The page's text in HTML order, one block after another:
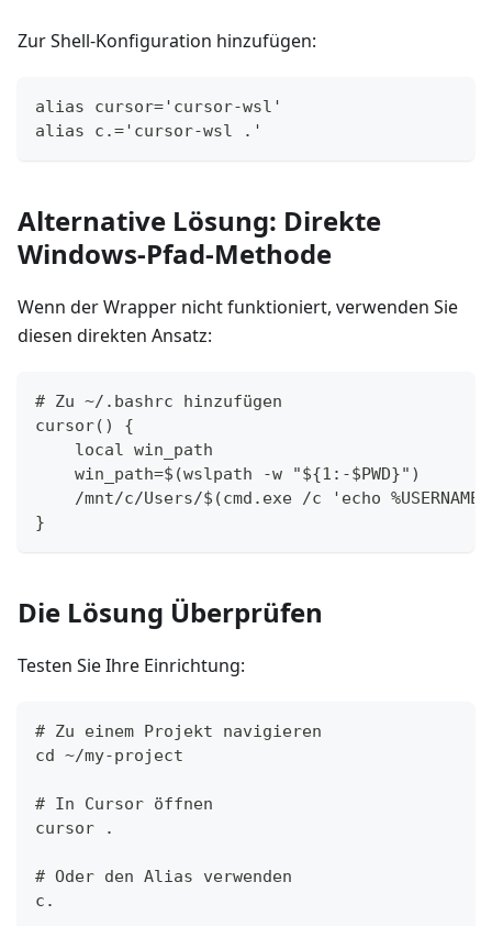
Zur Shell-Konfiguration hinzufügen:
alias cursor='cursor-wsl'
alias c.='cursor-wsl .'
Alternative Lösung: Direkte
Windows-Pfad-Methode
Wenn der Wrapper nicht funktioniert, verwenden Sie
diesen direkten Ansatz:
# Zu ~/.bashrc hinzufügen
cursor() {
    local win_path
    win_path=$(wslpath -w "${1:-$PWD}")
/mnt/c/Users/$(cmd.exe /c 'echo
}
Die Lösung Überprüfen
Testen Sie Ihre Einrichtung:
# Zu einem Projekt navigieren
cd ~/my-project
# In Cursor öffnen
cursor .
# Oder den Alias verwenden
c.